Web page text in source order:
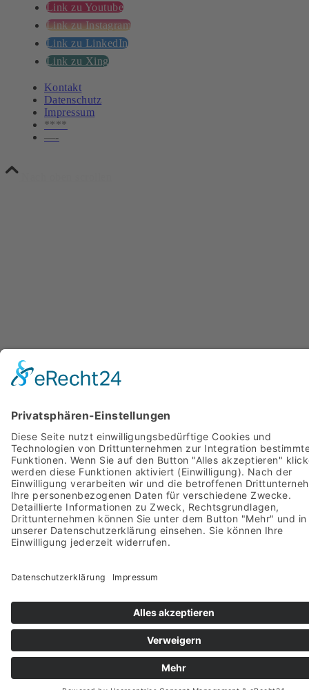
Link zu Youtube
Link zu Instagram
Link zu LinkedIn
Link zu Xing
Kontakt
Datenschutz
Impressum
****
—-